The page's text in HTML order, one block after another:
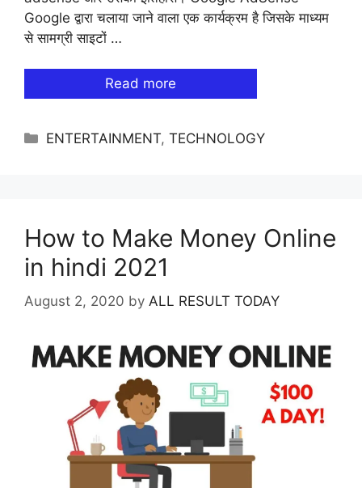
Google द्वारा चलाया जाने वाला एक कार्यक्रम है जिसके माध्यम
से सामग्री साइटों …
Read more
Categories
ENTERTAINMENT,TECHNOLOGY
How to Make Money Online
in hindi 2021
August 2, 2020 by ALL RESULT TODAY